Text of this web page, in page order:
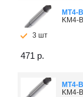
МТ4-
KM4-
3 шт
471 р.
МТ4-
KM4-